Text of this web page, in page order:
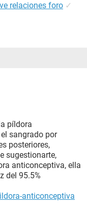
relaciones foro ✓
píldora
sangrado por
posteriores,
sugestionarte,
anticonceptiva, ella
del 95.5%
anticonceptiva